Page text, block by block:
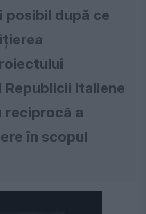
posibil după ce
Republicii Italiene
reciprocă a
în scopul